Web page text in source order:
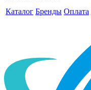
Каталог Бренды Оплата